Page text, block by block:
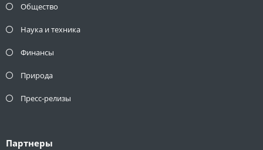
Общество
Наука и техника
Финансы
Природа
Пресс-релизы
Партнеры